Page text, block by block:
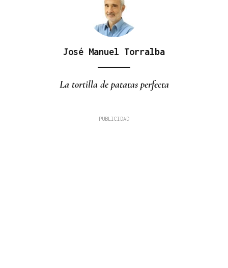
José Manuel Torralba
La tortilla de patatas perfecta